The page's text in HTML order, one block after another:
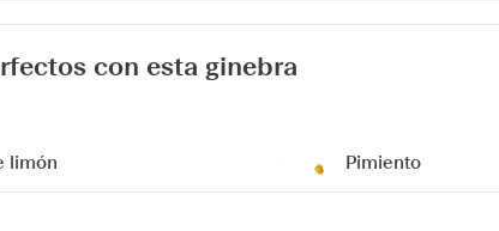
con esta ginebra
limón Pimiento